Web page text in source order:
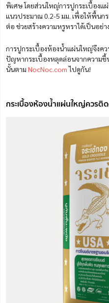
พิเศษ โดยส่วนใหญ่การปูกระเบื้องแ
แนวประมาณ 0.2-5 มม. เพื่อให้พื้นก
ต่อ ช่วยสร้างความหรูหราได้เป็นอย่า
การปูกระเบื้องห้องน้ำแผ่นใหญ่จึงค
ปัญหากระเบื้องหลุดล่อนจากความชื้
นั้นตาม NocNoc.comไปดูกัน!
กระเบื้องห้องน้ำแผ่นใหญ่ควรติ